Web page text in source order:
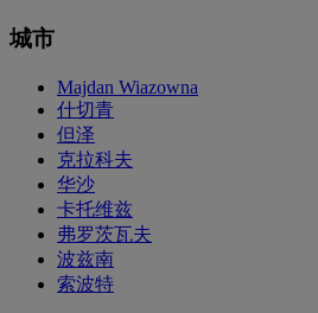
城市
Majdan Wiazowna
什切青
但泽
克拉科夫
华沙
卡托维兹
弗罗茨瓦夫
波兹南
索波特